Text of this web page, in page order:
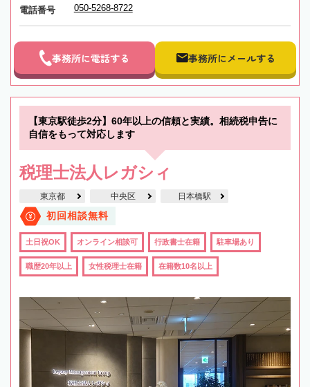
電話番号 050-5268-8722
事務所に電話する 事務所にメールする
【東京駅徒歩2分】60年以上の信頼と実績。相続税申告に
自信をもって対応します
税理士法人レガシィ
東京都 中央区 日本橋駅
初回相談無料
土日祝OK オンライン相談可 行政書士在籍 駐車場あり
職歴20年以上 女性税理士在籍 在籍数10名以上